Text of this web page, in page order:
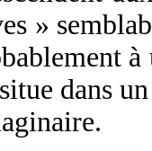
»
à
dans